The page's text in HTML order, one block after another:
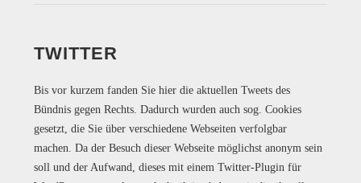
TWITTER
Bis vor kurzem fanden Sie hier die aktuellen Tweets des
Bündnis gegen Rechts. Dadurch wurden auch sog. Cookies
gesetzt, die Sie über verschiedene Webseiten verfolgbar
machen. Da der Besuch dieser Webseite möglichst anonym sein
soll und der Aufwand, dieses mit einem Twitter-Plugin für